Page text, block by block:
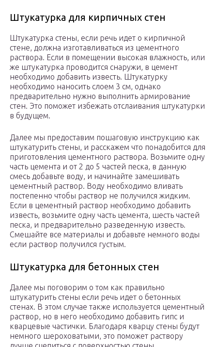
Штукатурка для кирпичных стен
Штукатурка стены, если речь идет о кирпичной
стене, должна изготавливаться из цементного
раствора. Если в помещении высокая влажность, или
же штукатурка проводится снаружи, в цемент
необходимо добавить известь. Штукатурку
необходимо наносить слоем 3 см, однако
предварительно нужно выполнить армирование
стен. Это поможет избежать отслаивания штукатурки
в будущем.
Далее мы предоставим пошаговую инструкцию как
штукатурить стены, и расскажем что понадобится для
приготовления цементного раствора. Возьмите одну
часть цемента и от 2 до 5 частей песка, в данную
смесь добавьте воду, и начинайте замешивать
цементный раствор. Воду необходимо вливать
постепенно чтобы раствор не получился жидким.
Если в цементный раствор необходимо добавить
известь, возьмите одну часть цемента, шесть частей
песка, и предварительно разведенную известь.
Смешайте все материалы и добавьте немного воды
если раствор получился густым.
Штукатурка для бетонных стен
Далее мы поговорим о том как правильно
штукатурить стены если речь идет о бетонных
стенах. В этом случае также используется цементный
раствор, но в него необходимо добавить гипс и
кварцевые частички. Благодаря кварцу стены будут
немного шероховатыми, это поможет раствору